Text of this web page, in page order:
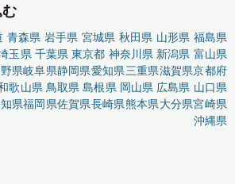
青森県 岩手県 宮城県 秋田県 山形県 福島県
玉県 千葉県 東京都 神奈川県 新潟県 富山県
県岐阜県静岡県愛知県三重県滋賀県京都府
歌山県 鳥取県 島根県 岡山県 広島県 山口県
県福岡県佐賀県長崎県熊本県大分県宮崎県
沖縄県